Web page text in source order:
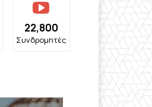
22,800
Συνδρομητές